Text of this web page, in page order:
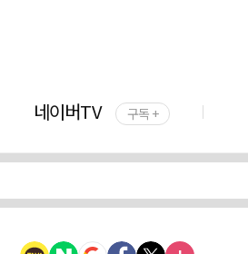
네이버TV 구독 +